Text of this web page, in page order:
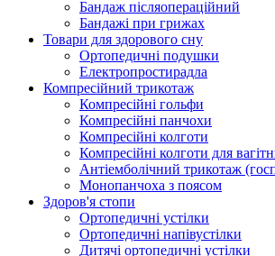
Бандаж післяопераційний
Бандажі при грижах
Товари для здорового сну
Ортопедичні подушки
Електропростирадла
Компресійний трикотаж
Компресійні гольфи
Компресійні панчохи
Компресійні колготи
Компресійні колготи для
Антіемболічний трикотаж
Монопанчоха з поясом
Здоров'я стопи
Ортопедичні устілки
Ортопедичні напівустілки
Дитячі ортопедичні устілки